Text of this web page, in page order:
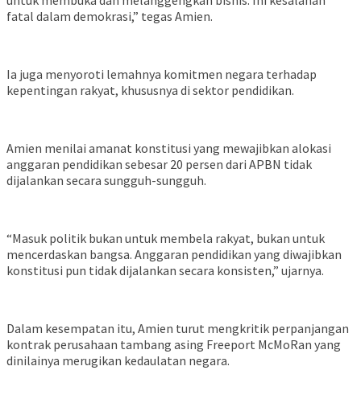
fatal dalam demokrasi,” tegas Amien.
Ia juga menyoroti lemahnya komitmen negara terhadap
kepentingan rakyat, khususnya di sektor pendidikan.
Amien menilai amanat konstitusi yang mewajibkan alokasi
anggaran pendidikan sebesar 20 persen dari APBN tidak
dijalankan secara sungguh-sungguh.
“Masuk politik bukan untuk membela rakyat, bukan untuk
mencerdaskan bangsa. Anggaran pendidikan yang diwajibkan
konstitusi pun tidak dijalankan secara konsisten,” ujarnya.
Dalam kesempatan itu, Amien turut mengkritik perpanjangan
kontrak perusahaan tambang asing Freeport McMoRan yang
dinilainya merugikan kedaulatan negara.